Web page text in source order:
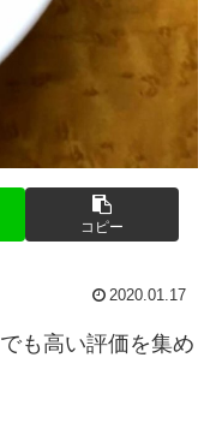
コピー
2020.01.17
も高い評価を集め